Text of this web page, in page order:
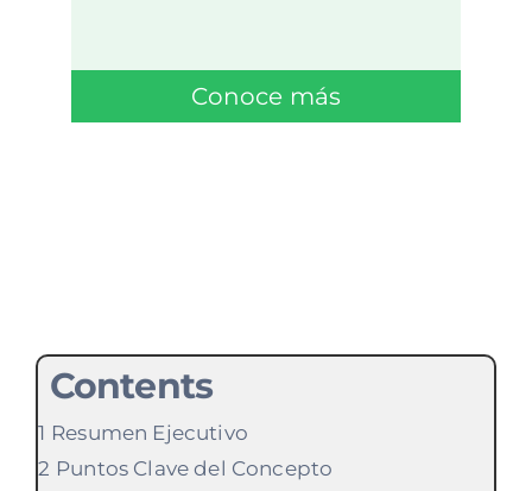
Conoce más
Contents
Resumen Ejecutivo
Puntos Clave del Concepto